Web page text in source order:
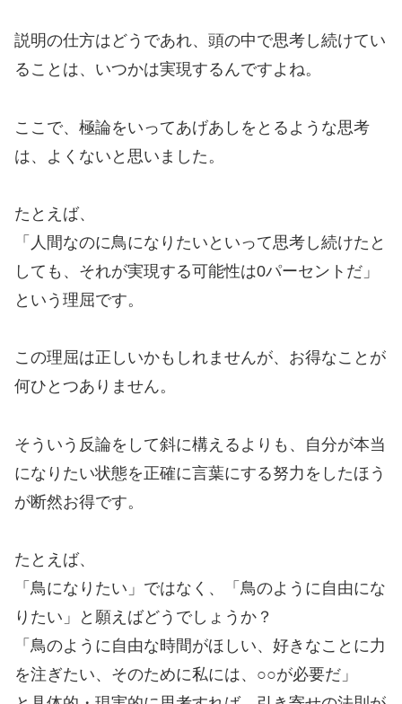
説明の仕方はどうであれ、頭の中で思考し続けてい
ることは、いつかは実現するんですよね。
ここで、極論をいってあげあしをとるような思考
は、よくないと思いました。
たとえば、
「人間なのに鳥になりたいといって思考し続けたと
しても、それが実現する可能性は0パーセントだ」
という理屈です。
この理屈は正しいかもしれませんが、お得なことが
何ひとつありません。
そういう反論をして斜に構えるよりも、自分が本当
になりたい状態を正確に言葉にする努力をしたほう
が断然お得です。
たとえば、
「鳥になりたい」ではなく、「鳥のように自由にな
りたい」と願えばどうでしょうか？
「鳥のように自由な時間がほしい、好きなことに力
を注ぎたい、そのために私には、○○が必要だ」